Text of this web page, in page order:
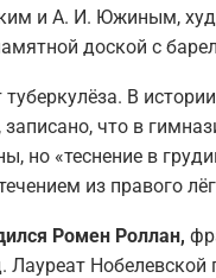
и А. И. Южиным,
доской с
В
что в
но «теснение в
из правого
Ромен Роллан,
Лауреат